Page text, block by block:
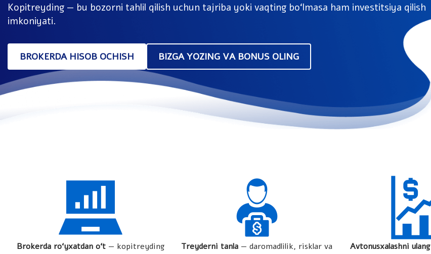
Kopitreyding — bu bozorni tahlil qilish uchun tajriba yoki vaqting bo‘lmasa ham investitsiya qilish
imkoniyati.
BROKERDA HISOB OCHISH BIZGA YOZING VA BONUS OLING
Brokerda ro‘yxatdan o‘t — kopitreyding
Treyderni tanla — daromadlilik, risklar va
Avtonusxalashni ulang